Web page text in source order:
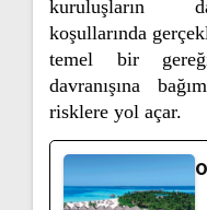
kuruluşların
koşullarında
temel bir
davranışına
risklere yol açar.